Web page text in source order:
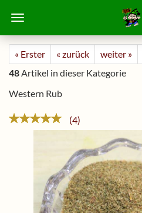
« Erster « zurück weiter »
48Artikel in dieser Kategorie
Western Rub
4